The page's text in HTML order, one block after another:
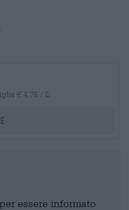
€ 4,76 / L
essere informato